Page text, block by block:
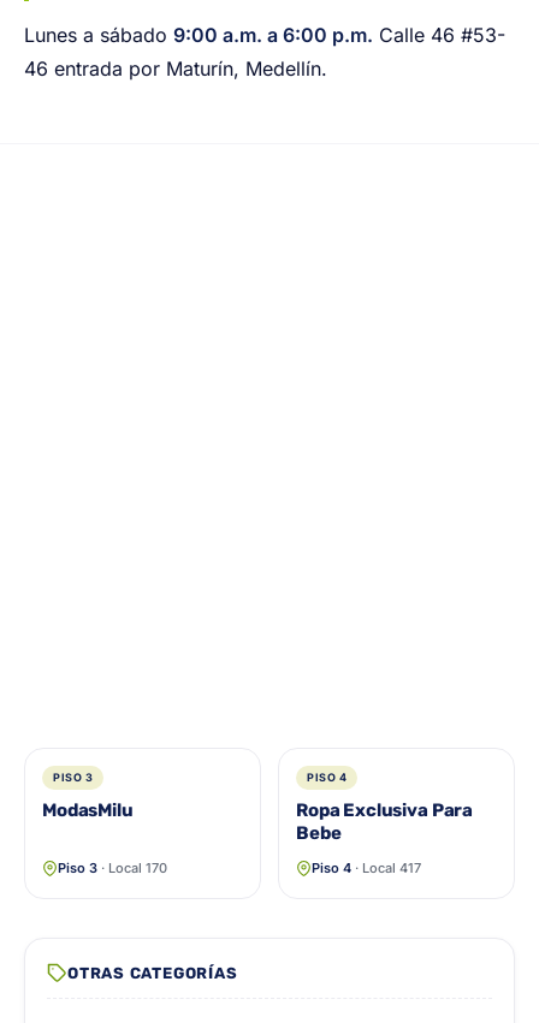
Lunes a sábado 9:00 a.m. a 6:00 p.m. Calle 46 #53-
46 entrada por Maturín, Medellín.
PISO 3
ModasMilu
Piso 3 · Local 170
PISO 4
Ropa Exclusiva Para
Bebe
Piso 4 · Local 417
OTRAS CATEGORÍAS